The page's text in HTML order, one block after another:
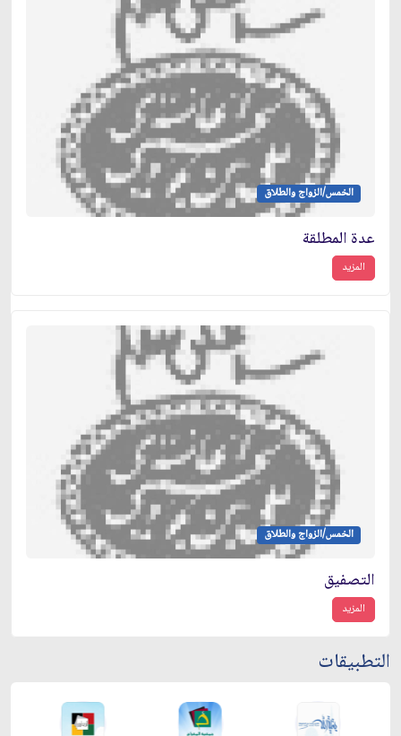
الخمس/الزواج والطلاق
عدة المطلقة
المزيد
الخمس/الزواج والطلاق
التصفيق
المزيد
التطبيقات